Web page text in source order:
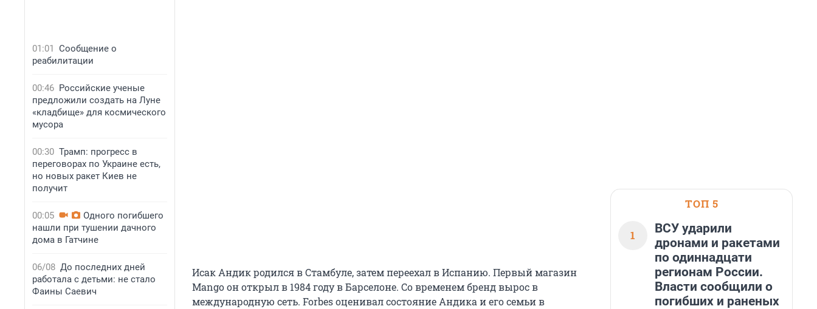
01:01 Сообщение о
реабилитации
00:46 Российские ученые
предложили создать на Луне
«кладбище» для космического
мусора
00:30 Трамп: прогресс в
переговорах по Украине есть,
но новых ракет Киев не
получит
00:05
Одного погибшего
нашли при тушении дачного
дома в Гатчине
06/08 До последних дней
работала с детьми: не стало
Фаины Саевич
Исак Андик родился в Стамбуле, затем переехал в Испанию. Первый магазин
Mango он открыл в 1984 году в Барселоне. Со временем бренд вырос в
международную сеть. Forbes оценивал состояние Андика и его семьи в
ТОП 5
1
ВСУ ударили
дронами и ракетами
по одиннадцати
регионам России.
Власти сообщили о
погибших и раненых